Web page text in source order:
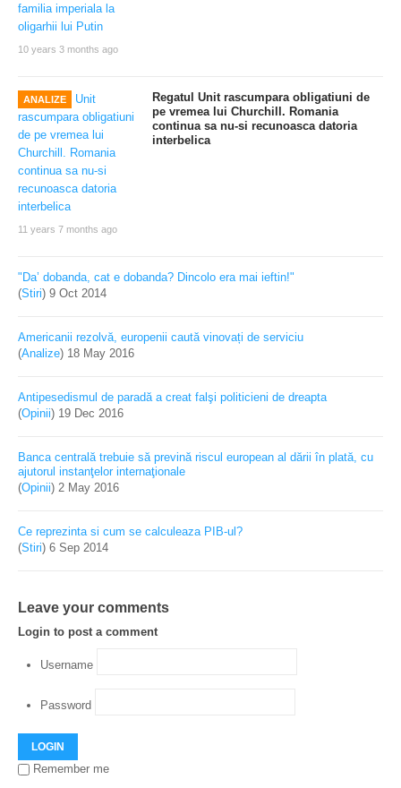
10 years 3 months ago
ANALIZE
11 years 7 months ago
Regatul Unit rascumpara obligatiuni de
pe vremea lui Churchill. Romania
continua sa nu-si recunoasca datoria
interbelica
"Da’ dobanda, cat e dobanda? Dincolo era mai ieftin!"
(Stiri) 9 Oct 2014
Americanii rezolvă, europenii caută vinovați de serviciu
(Analize) 18 May 2016
Antipesedismul de paradă a creat falşi politicieni de dreapta
(Opinii) 19 Dec 2016
Banca centrală trebuie să prevină riscul european al dării în plată, cu
ajutorul instanţelor internaţionale
(Opinii) 2 May 2016
Ce reprezinta si cum se calculeaza PIB-ul?
(Stiri) 6 Sep 2014
Leave your comments
Login to post a comment
Username
Password
LOGIN
Remember me